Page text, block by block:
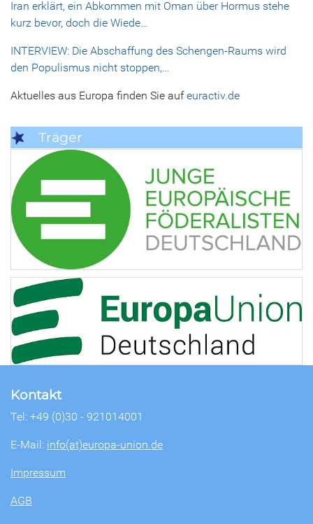
Iran erklärt, ein Abkommen mit Oman über Hormus stehe
kurz bevor, doch die Wiede…
INTERVIEW: Die Abschaffung des Schengen-Raums wird
den Populismus nicht stoppen,…
Aktuelles aus Europa finden Sie aufeuractiv.de
Träger
Kontakt
Tel: +49 (0)30 - 921014001
E-Mail: info(at)europa-union.de
Impressum
AGB